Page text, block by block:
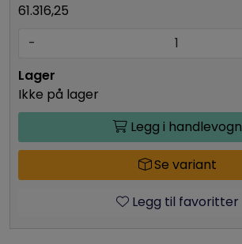
61.316,25
-
Ikke på lager
Legg i handlevogn
Se variant
Legg til favoritter